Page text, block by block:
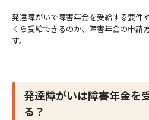
発達障がいで障害年金を受給する要件
くら受給できるのか、障害年金の申請
す。
発達障がいは障害年金を
る？